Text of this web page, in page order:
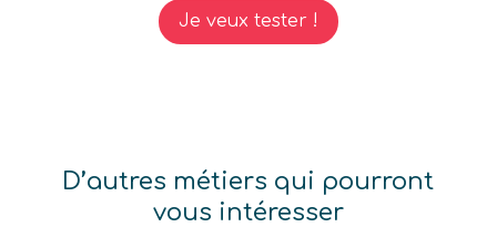
Je veux tester !
D’autres métiers qui pourront
vous intéresser